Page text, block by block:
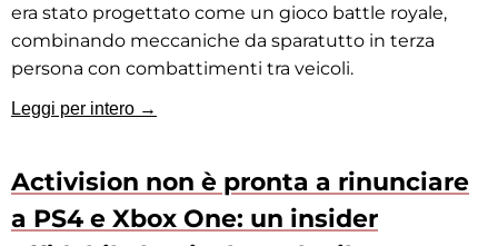
era stato progettato come un gioco battle royale,
combinando meccaniche da sparatutto in terza
persona con combattimenti tra veicoli.
Leggi per intero →
Activision non è pronta a rinunciare
a PS4 e Xbox One: un insider